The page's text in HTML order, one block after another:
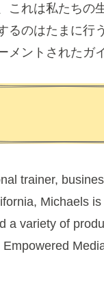
これは私たちの
るのはたまに行
ントされたガ
trainer,
Michaels
a variety of